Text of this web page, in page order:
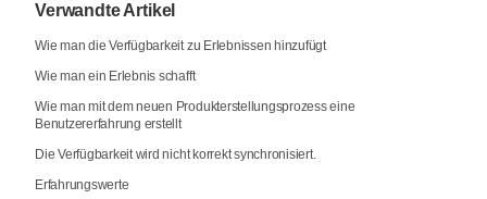
Verwandte Artikel
Wie man die Verfügbarkeit zu Erlebnissen hinzufügt
Wie man ein Erlebnis schafft
Wie man mit dem neuen Produkterstellungsprozess eine
Benutzererfahrung erstellt
Die Verfügbarkeit wird nicht korrekt synchronisiert.
Erfahrungswerte